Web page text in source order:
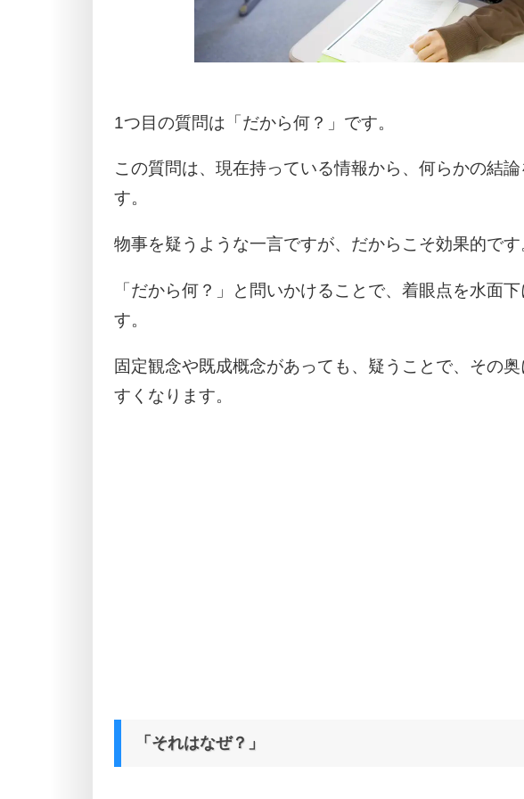
1つ目の質問は「だから何？」です。
この質問は、現在持っている情報から、何らかの結
す。
物事を疑うような一言ですが、だからこそ効果的です
「だから何？」と問いかけることで、着眼点を水面
す。
固定観念や既成概念があっても、疑うことで、その
すくなります。
「それはなぜ？」